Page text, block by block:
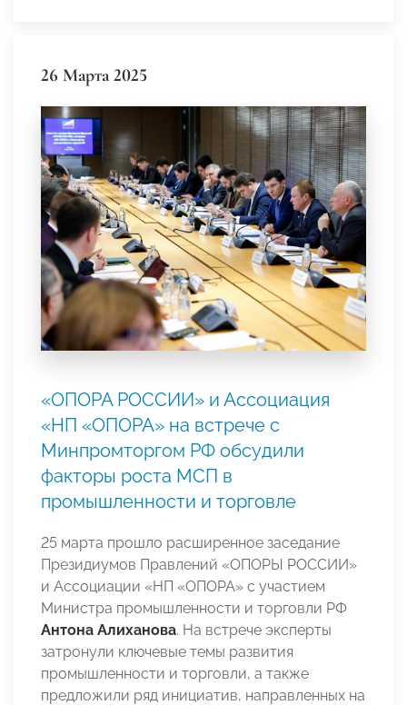
26 Марта 2025
«ОПОРА РОССИИ» и Ассоциация
«НП «ОПОРА» на встрече с
Минпромторгом РФ обсудили
факторы роста МСП в
промышленности и торговле
25 марта прошло расширенное заседание
Президиумов Правлений «ОПОРЫ РОССИИ»
и Ассоциации «НП «ОПОРА» с участием
Министра промышленности и торговли РФ
Антона Алиханова. На встрече эксперты
затронули ключевые темы развития
промышленности и торговли, а также
предложили ряд инициатив, направленных на